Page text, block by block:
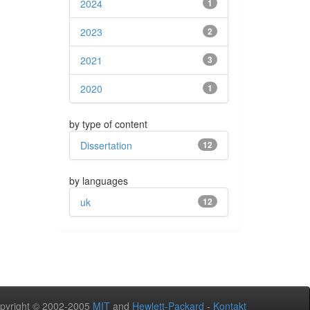
1
2024
2
2023
3
2021
1
2020
by type of content
12
Dissertation
by languages
12
uk
© 2002-2005 MIT and Hewlett-Packard - Kontakt